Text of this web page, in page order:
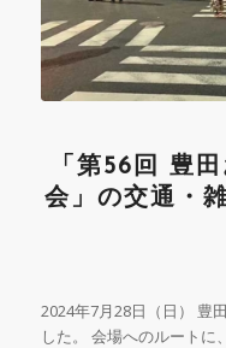
「第56回 豊
会」の交通・
2024年7月28日（日） 豊
した。 会場へのルート